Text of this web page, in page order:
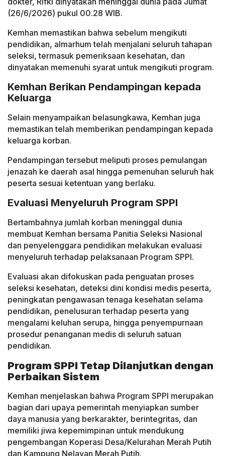
(26/6/2026) pukul 00.28 WIB.
Kemhan memastikan bahwa sebelum mengikuti
pendidikan, almarhum telah menjalani seluruh tahapan
seleksi, termasuk pemeriksaan kesehatan, dan
dinyatakan memenuhi syarat untuk mengikuti program.
Kemhan Berikan Pendampingan kepada
Keluarga
Selain menyampaikan belasungkawa, Kemhan juga
memastikan telah memberikan pendampingan kepada
keluarga korban.
Pendampingan tersebut meliputi proses pemulangan
jenazah ke daerah asal hingga pemenuhan seluruh hak
peserta sesuai ketentuan yang berlaku.
Evaluasi Menyeluruh Program SPPI
Bertambahnya jumlah korban meninggal dunia
membuat Kemhan bersama Panitia Seleksi Nasional
dan penyelenggara pendidikan melakukan evaluasi
menyeluruh terhadap pelaksanaan Program SPPI.
Evaluasi akan difokuskan pada penguatan proses
seleksi kesehatan, deteksi dini kondisi medis peserta,
peningkatan pengawasan tenaga kesehatan selama
pendidikan, penelusuran terhadap peserta yang
mengalami keluhan serupa, hingga penyempurnaan
prosedur penanganan medis di seluruh satuan
pendidikan.
Program SPPI Tetap Dilanjutkan dengan
Perbaikan Sistem
Kemhan menjelaskan bahwa Program SPPI merupakan
bagian dari upaya pemerintah menyiapkan sumber
daya manusia yang berkarakter, berintegritas, dan
memiliki jiwa kepemimpinan untuk mendukung
pengembangan Koperasi Desa/Kelurahan Merah Putih
dan Kampung Nelayan Merah Putih.